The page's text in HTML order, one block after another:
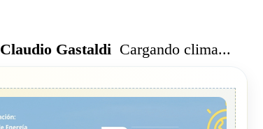
Claudio Gastaldi Cargando clima...